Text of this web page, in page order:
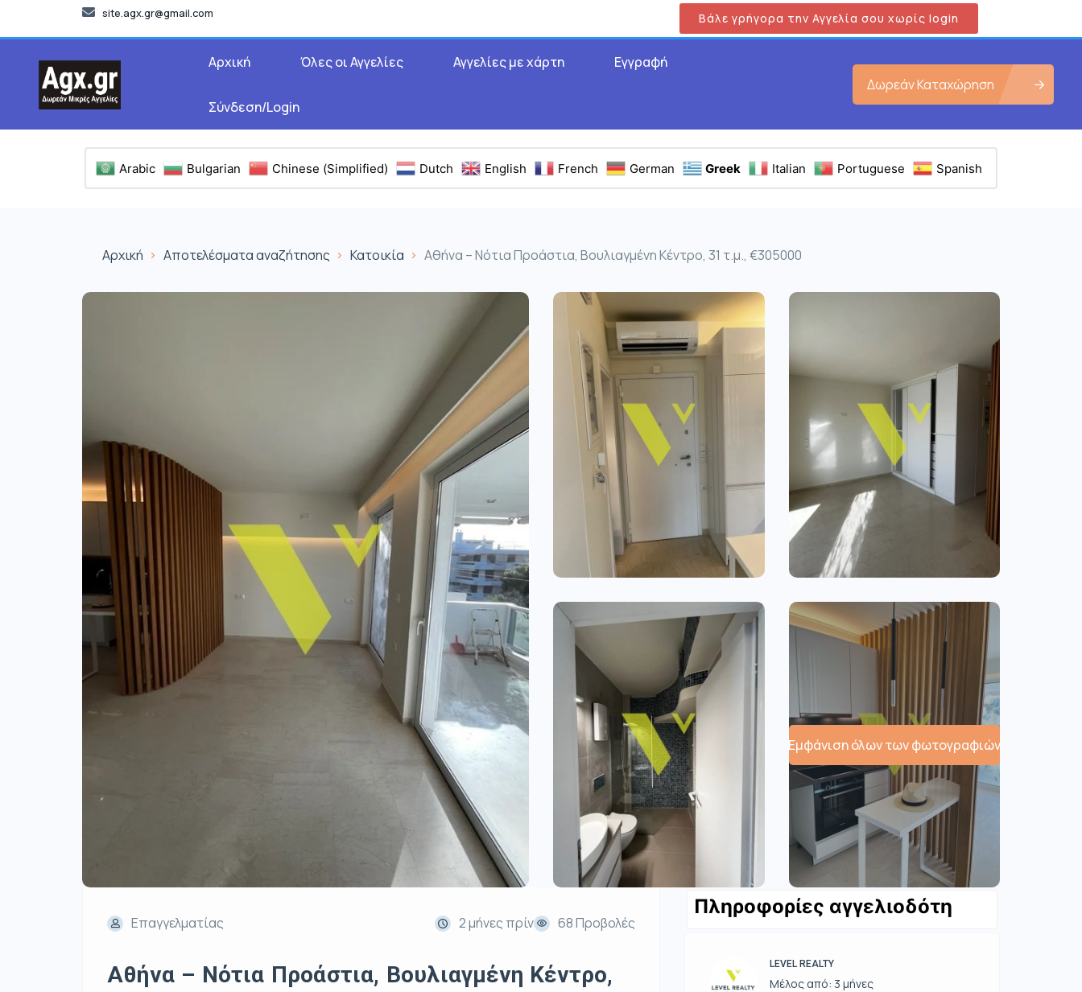
site.agx.gr@gmail.com Βάλε γρήγορα την Αγγελία σου χωρίς login
Αρχική Όλες οι Αγγελίες Αγγελίες με χάρτη Εγγραφή
Σύνδεση/Login
Δωρεάν Καταχώρηση
Arabic Bulgarian Chinese (Simplified) Dutch English French German Greek Italian Portuguese Spanish
Αρχική Αποτελέσματα αναζήτησης Κατοικία Αθήνα – Νότια Προάστια, Βουλιαγμένη Κέντρο, 31 τ.μ., €305000
Εμφάνιση όλων των φωτογραφιών
Επαγγελματίας 2 μήνες πρίν 68 Προβολές
Αθήνα – Νότια Προάστια, Βουλιαγμένη Κέντρο,
Πληροφορίες αγγελιοδότη
LEVEL REALTY
Μέλος από: 3 μήνες